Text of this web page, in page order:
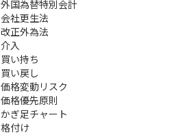
外国為替特別会計
会社更生法
改正外為法
介入
買い持ち
買い戻し
価格変動リスク
価格優先原則
かぎ足チャート
格付け